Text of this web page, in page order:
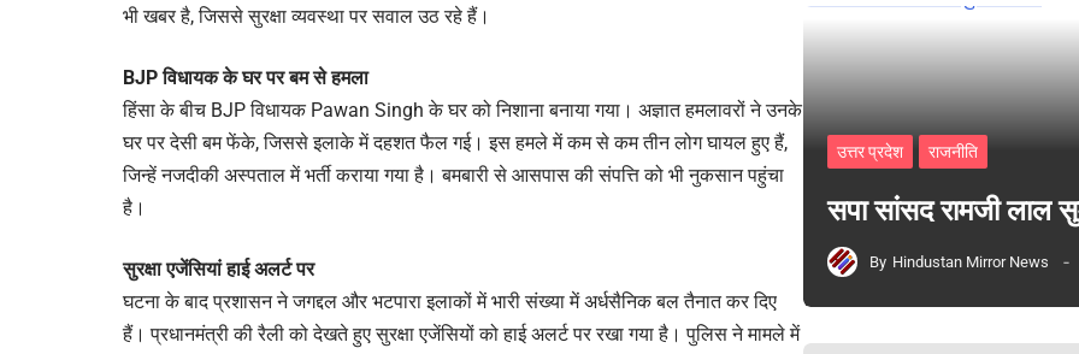
भी खबर है, जिससे सुरक्षा व्यवस्था पर सवाल उठ रहे हैं।
BJP विधायक के घर पर बम से हमला
हिंसा के बीच BJP विधायक Pawan Singh के घर को निशाना बनाया गया। अज्ञात हमलावरों ने उनके
घर पर देसी बम फेंके, जिससे इलाके में दहशत फैल गई। इस हमले में कम से कम तीन लोग घायल हुए हैं,
जिन्हें नजदीकी अस्पताल में भर्ती कराया गया है। बमबारी से आसपास की संपत्ति को भी नुकसान पहुंचा
है।
सुरक्षा एजेंसियां हाई अलर्ट पर
घटना के बाद प्रशासन ने जगद्दल और भटपारा इलाकों में भारी संख्या में अर्धसैनिक बल तैनात कर दिए
हैं। प्रधानमंत्री की रैली को देखते हुए सुरक्षा एजेंसियों को हाई अलर्ट पर रखा गया है। पुलिस ने मामले में
उत्तर प्रदेश राजनीति
सपा सांसद रामजी लाल
By Hindustan Mirror News